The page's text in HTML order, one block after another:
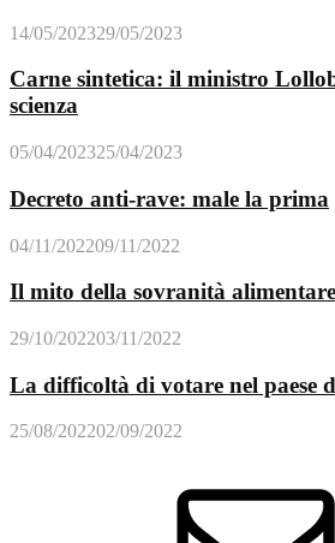
14/05/202329/05/2023
Carne sintetica: il ministro
scienza
05/04/202325/04/2023
Decreto anti-rave: male la prima
04/11/202209/11/2022
Il mito della sovranità alimentare
29/10/202203/11/2022
La difficoltà di votare nel paese
25/08/202202/09/2022